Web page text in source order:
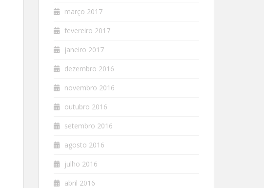
março 2017
fevereiro 2017
janeiro 2017
dezembro 2016
novembro 2016
outubro 2016
setembro 2016
agosto 2016
julho 2016
abril 2016